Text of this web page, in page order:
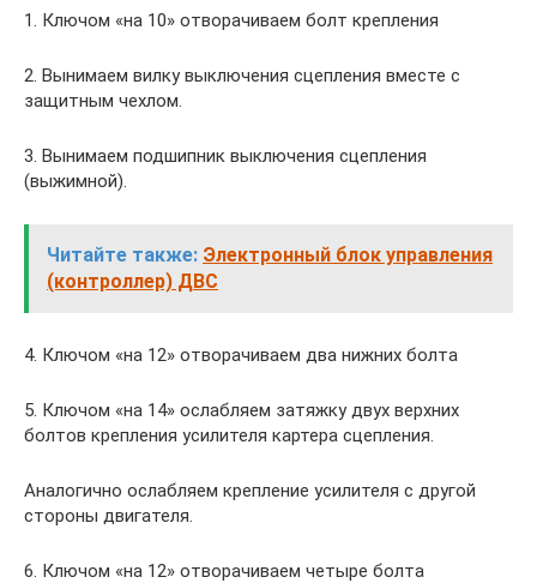
1. Ключом «на 10» отворачиваем болт крепления
2. Вынимаем вилку выключения сцепления вместе с
защитным чехлом.
3. Вынимаем подшипник выключения сцепления
(выжимной).
Читайте также: Электронный блок управления
(контроллер) ДВС
4. Ключом «на 12» отворачиваем два нижних болта
5. Ключом «на 14» ослабляем затяжку двух верхних
болтов крепления усилителя картера сцепления.
Аналогично ослабляем крепление усилителя с другой
стороны двигателя.
6. Ключом «на 12» отворачиваем четыре болта